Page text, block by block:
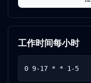
工作时间每小时
0 9-17 * * 1-5